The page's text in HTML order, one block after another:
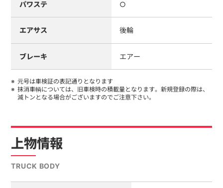
パワステ ○
エアサス 後輪
ブレーキ エアー
元号は車検証の表記通りとなります
抹消車輌については、旧車検時の積載量となります。新規登録の際は、
減トンとなる場合がございますのでご注意下さい。
上物情報
TRUCK BODY